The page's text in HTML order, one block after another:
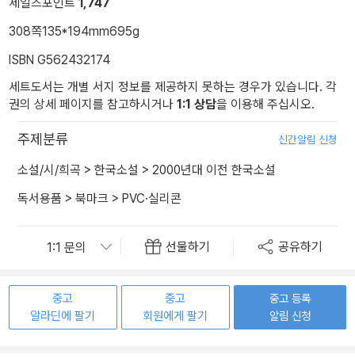
세일즈포인트 1,747
308쪽135*194mm695g
ISBN G562432174
세트도서는 개별 서지 정보를 제공하지 못하는 경우가 있습니다. 각
권의 상세 페이지를 참고하시거나 1:1 상담을 이용해 주십시오.
주제분류 신간알림 신청
소설/시/희곡 > 한국소설 > 2000년대 이전 한국소설
독서용품 > 북마크 > PVC·실리콘
선물하기 공유하기
중고
알라딘에 팔기
중고
회원에게 팔기
중고 등록
알림 신청